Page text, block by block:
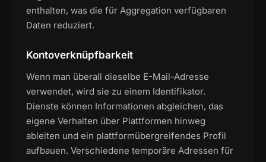
enthalten, was die für Aggregation verfügbaren
Daten reduziert.
Kontoverknüpfbarkeit
Wenn man überall dieselbe E-Mail-Adresse
verwendet, wird sie zu einem Identifikator.
Dienste können Informationen abgleichen, das
eigene Verhalten über Plattformen hinweg
ableiten und ein plattformübergreifendes Profil
aufbauen. Verschiedene temporäre Adressen für